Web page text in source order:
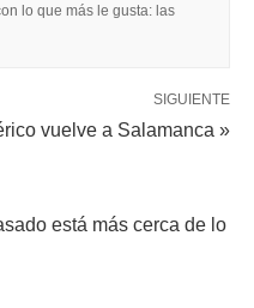
lo que más le gusta: las
SIGUIENTE
vuelve a Salamanca »
está más cerca de lo